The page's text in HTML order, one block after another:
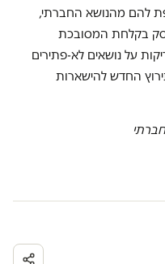
להם מהנושא החברתי,
בקלחת המסובכת
על נושאים לא-פתירים
החדש להישארות